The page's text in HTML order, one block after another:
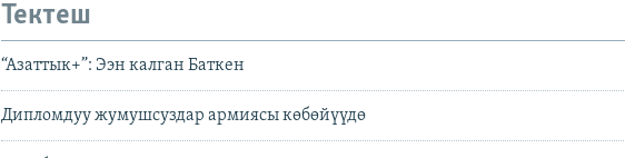
Тектеш
“Азаттык+”: Ээн калган Баткен
Дипломдуу жумушсуздар армиясы көбөйүүдө